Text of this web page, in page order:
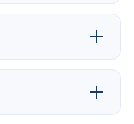
的经纪交易商，
类投资。
股份流动性低，
存在确定的退出
值在融资轮次之
询其财务顾问并
级市场平台从现有
人）处购买股